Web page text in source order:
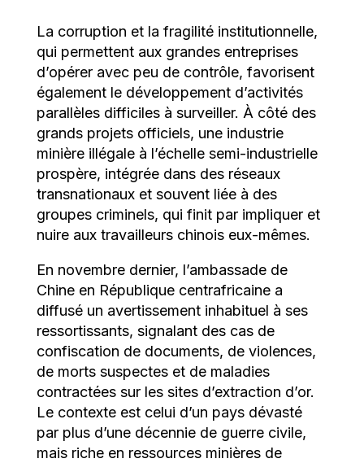
La corruption et la fragilité institutionnelle,
qui permettent aux grandes entreprises
d’opérer avec peu de contrôle, favorisent
également le développement d’activités
parallèles difficiles à surveiller. À côté des
grands projets officiels, une industrie
minière illégale à l’échelle semi-industrielle
prospère, intégrée dans des réseaux
transnationaux et souvent liée à des
groupes criminels, qui finit par impliquer et
nuire aux travailleurs chinois eux-mêmes.
En novembre dernier, l’ambassade de
Chine en République centrafricaine a
diffusé un avertissement inhabituel à ses
ressortissants, signalant des cas de
confiscation de documents, de violences,
de morts suspectes et de maladies
contractées sur les sites d’extraction d’or.
Le contexte est celui d’un pays dévasté
par plus d’une décennie de guerre civile,
mais riche en ressources minières de